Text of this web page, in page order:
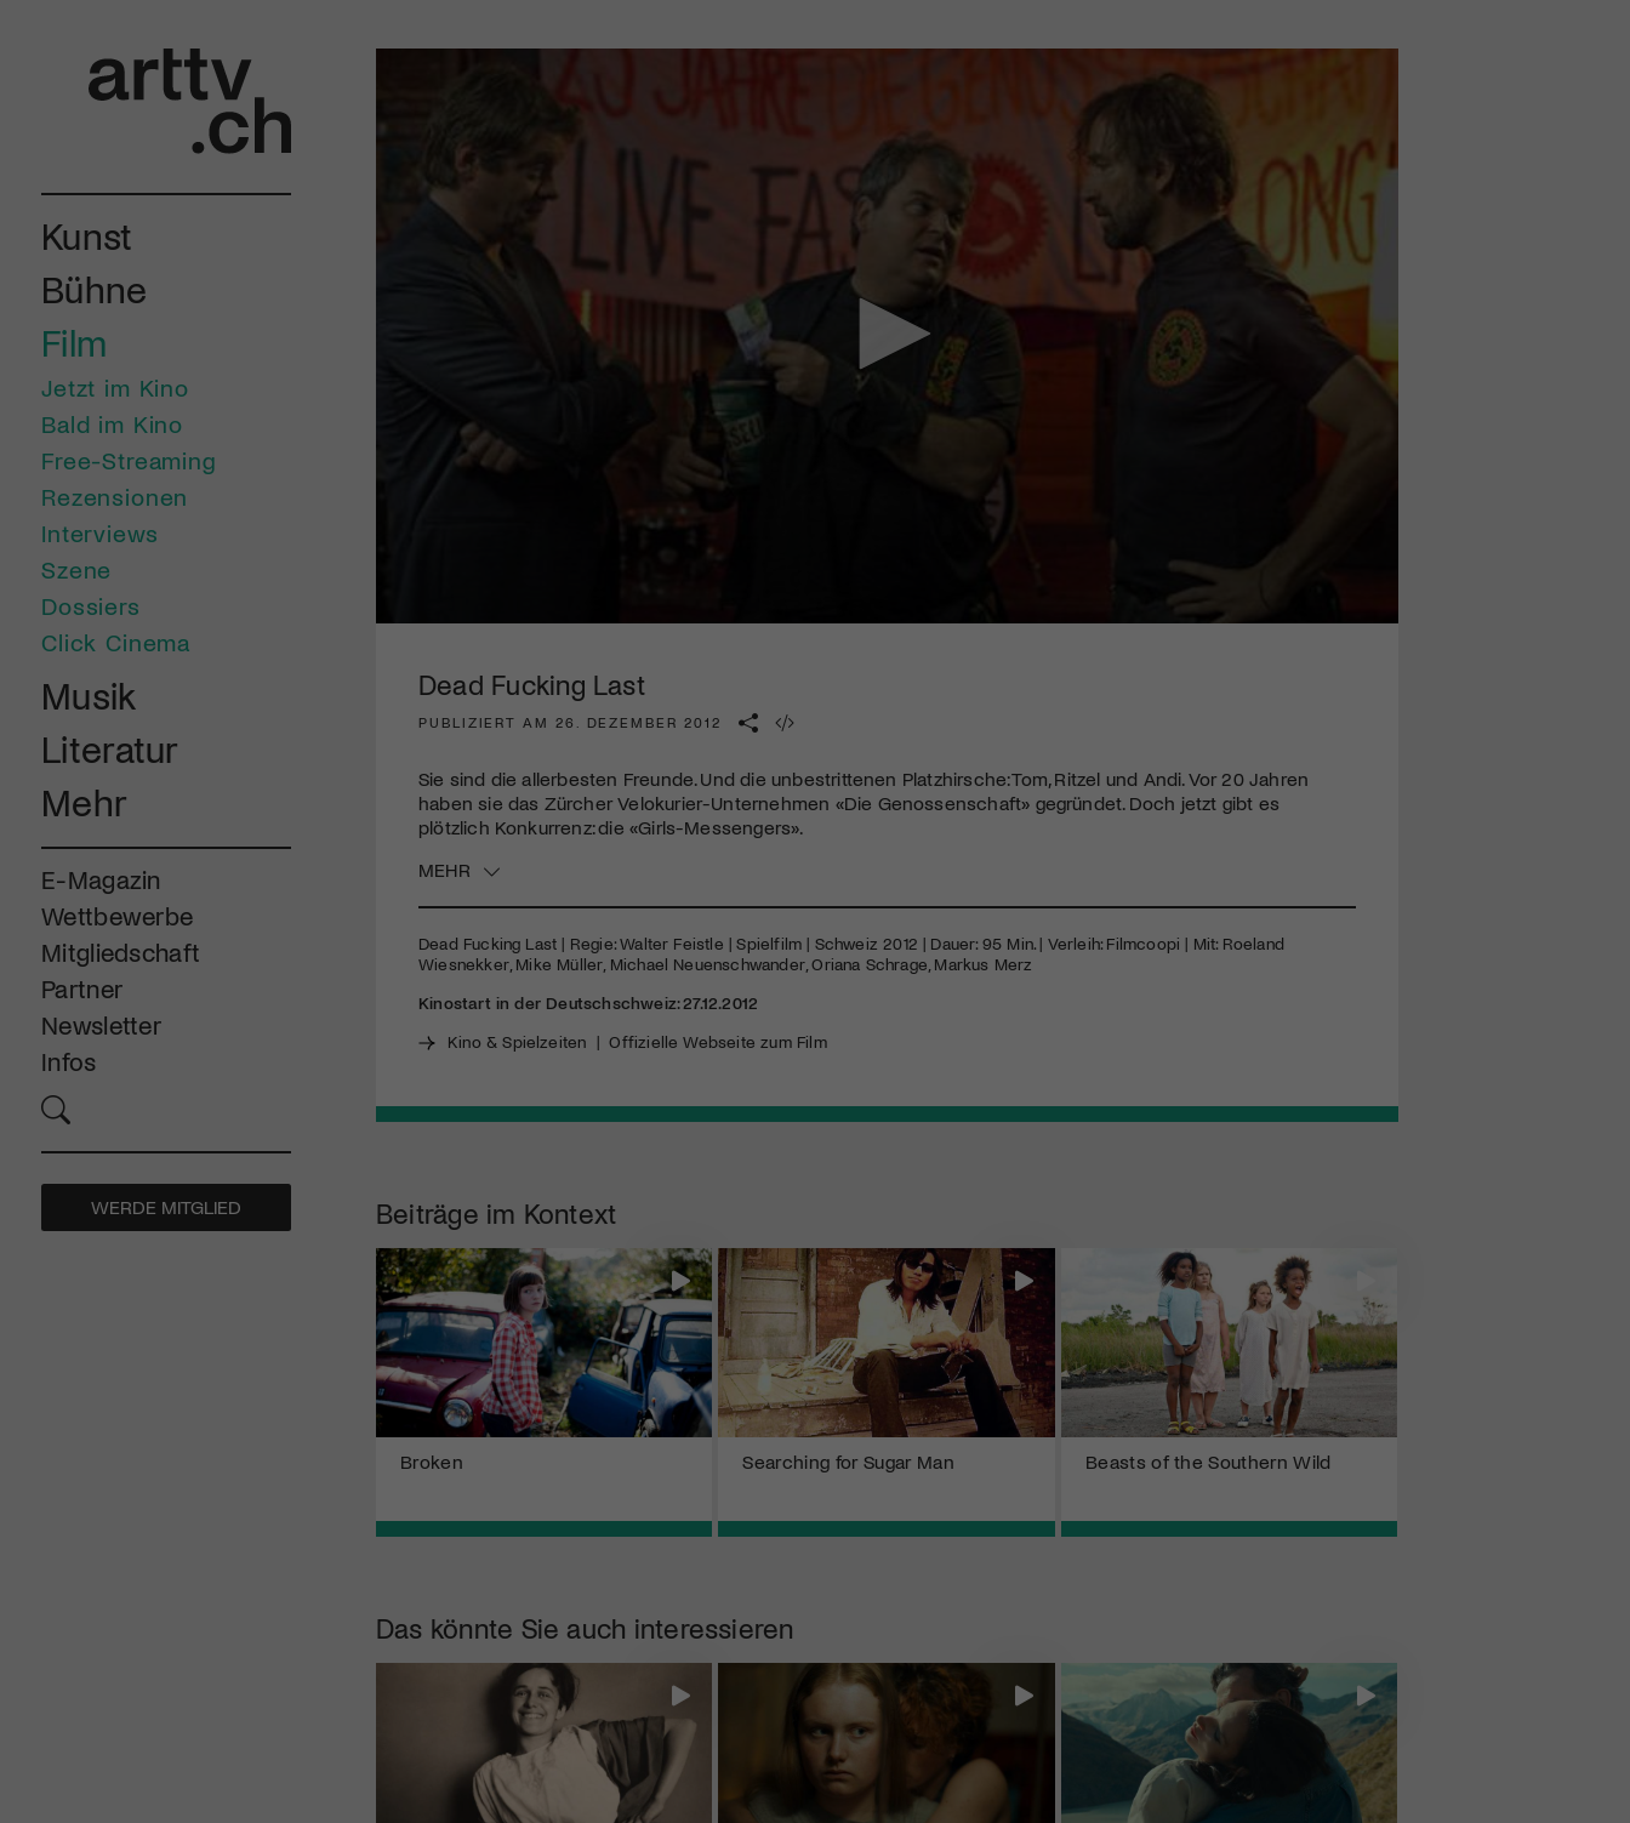
Kunst
Bühne
Film
Jetzt im Kino
Bald im Kino
Free-Streaming
Rezensionen
Interviews
Szene
Dossiers
Click Cinema
Musik
Literatur
Mehr
E-Magazin
Wettbewerbe
Mitgliedschaft
Partner
Newsletter
Infos
WERDE MITGLIED
Dead Fucking Last
PUBLIZIERT AM 26. DEZEMBER 2012
Sie sind die allerbesten Freunde. Und die unbestrittenen Platzhirsche: Tom, Ritzel und Andi. Vor 20 Jahren
haben sie das Zürcher Velokurier-Unternehmen «Die Genossenschaft» gegründet. Doch jetzt gibt es
plötzlich Konkurrenz: die «Girls-Messengers».
MEHR
Dead Fucking Last | Regie: Walter Feistle | Spielfilm | Schweiz 2012 | Dauer: 95 Min. | Verleih: Filmcoopi | Mit: Roeland
Wiesnekker, Mike Müller, Michael Neuenschwander, Oriana Schrage, Markus Merz
Kinostart in der Deutschschweiz: 27.12.2012
Kino & Spielzeiten |Offizielle Webseite zum Film
Beiträge im Kontext
Broken Searching for Sugar Man Beasts of the Southern Wild
Das könnte Sie auch interessieren
Mach mit: «Be Part of the Art»!
Engagiere dich als Kulturliebhaber:in, Kulturschaffende(r) oder
diversen Kulturevents.
Jetzt Mitglied werden